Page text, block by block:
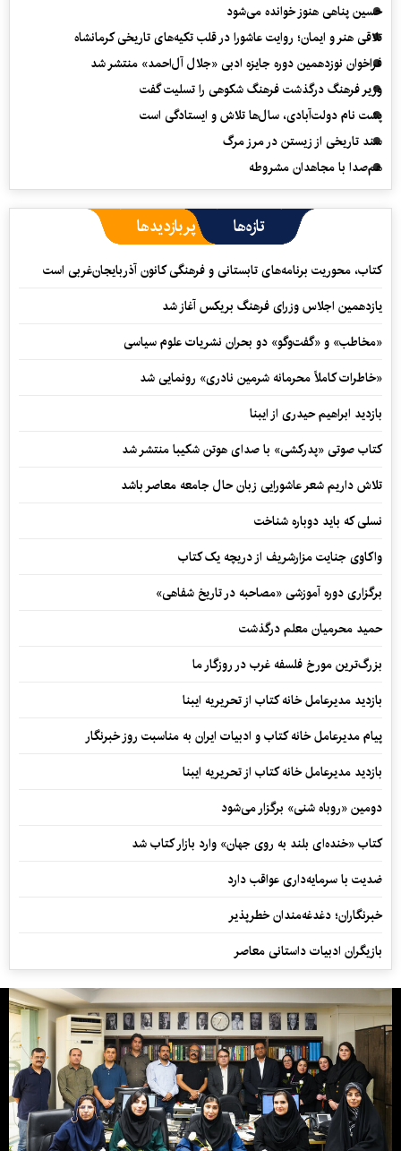
حسین پناهی هنوز خوانده می‌شود
تلاقی هنر و ایمان؛ روایت عاشورا در قلب تکیه‌های تاریخی کرمانشاه
فراخوان نوزدهمین دوره جایزه ادبی «جلال آل‌احمد» منتشر شد
وزیر فرهنگ درگذشت فرهنگ شکوهی را تسلیت گفت
پشت نام دولت‌آبادی، سال‌ها تلاش و ایستادگی است
سند تاریخی از زیستن در مرز مرگ
هم‌صدا با مجاهدان مشروطه
تازه‌ها پربازدیدها
کتاب، محوریت برنامه‌های تابستانی و فرهنگی کانون آذربایجان‌غربی است
یازدهمین اجلاس وزرای فرهنگ بریکس آغاز شد
«مخاطب» و «گفت‌وگو» دو بحران نشریات علوم سیاسی
«خاطرات کاملاً محرمانه شرمین نادری» رونمایی شد
بازدید ابراهیم حیدری از ایبنا
کتاب صوتی «پدرکشی» با صدای هوتن شکیبا منتشر شد
تلاش داریم شعر عاشورایی زبان حال جامعه معاصر باشد
نسلی که باید دوباره شناخت
واکاوی جنایت مزارشریف از دریچه یک کتاب
برگزاری دوره آموزشی «مصاحبه در تاریخ شفاهی»
حمید محرمیان معلم درگذشت
بزرگ‌ترین مورخ فلسفه غرب در روزگار ما
بازدید مدیرعامل خانه کتاب از تحریریه ایبنا
پیام مدیرعامل خانه کتاب و ادبیات ایران به مناسبت روز خبرنگار
بازدید مدیرعامل خانه کتاب از تحریریه ایبنا
دومین «روباه شنی» برگزار می‌شود
کتاب «خنده‌ای بلند به روی جهان» وارد بازار کتاب شد
ضدیت با سرمایه‌داری عواقب دارد
خبرنگاران؛ دغدغه‌مندان خطرپذیر
بازیگران ادبیات داستانی معاصر